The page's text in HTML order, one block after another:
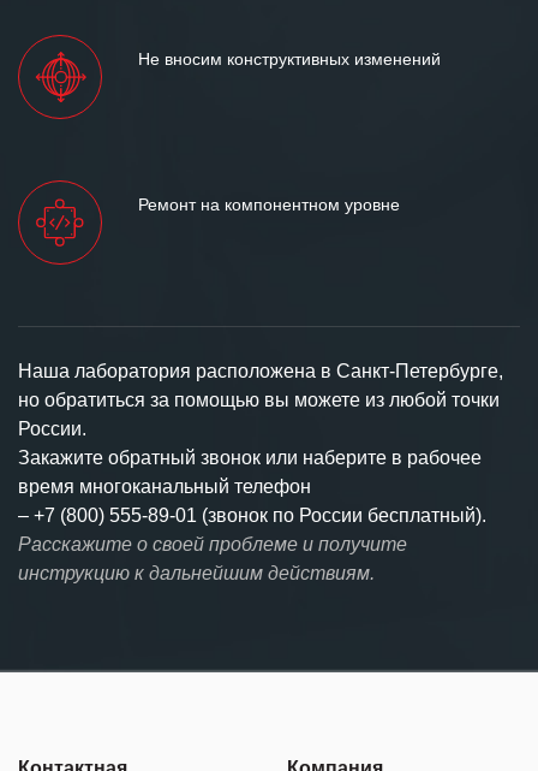
Не вносим конструктивных изменений
Ремонт на компонентном уровне
Наша лаборатория расположена в Санкт-Петербурге,
но обратиться за помощью вы можете из любой точки
России.
Закажите обратный звонок или наберите в рабочее
время многоканальный телефон
– +7 (800) 555-89-01 (звонок по России бесплатный).
Расскажите о своей проблеме и получите
инструкцию к дальнейшим действиям.